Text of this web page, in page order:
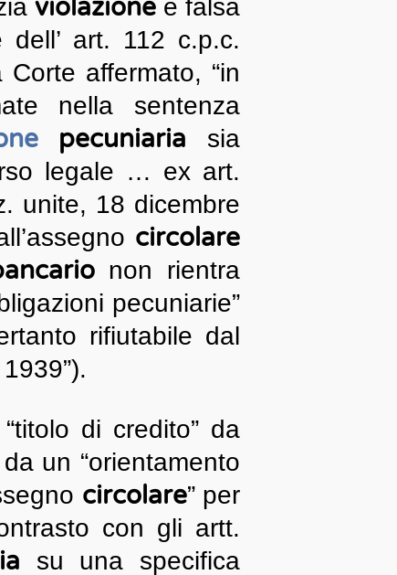
violazione e falsa
art. 112 c.p.c.
affermato, “in
nella sentenza
pecuniaria sia
legale … ex art.
unite, 18 dicembre
circolare
non rientra
pecuniarie”
rifiutabile dal
di credito” da
un “orientamento
circolare” per
con gli artt.
su una specifica